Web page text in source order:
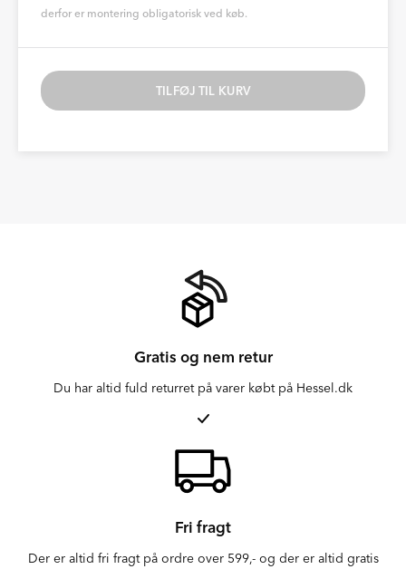
derfor er montering obligatorisk ved køb.
TILFØJ TIL KURV
Gratis og nem retur
Du har altid fuld returret på varer købt på Hessel.dk
Fri fragt
Der er altid fri fragt på ordre over 599,- og der er altid gratis